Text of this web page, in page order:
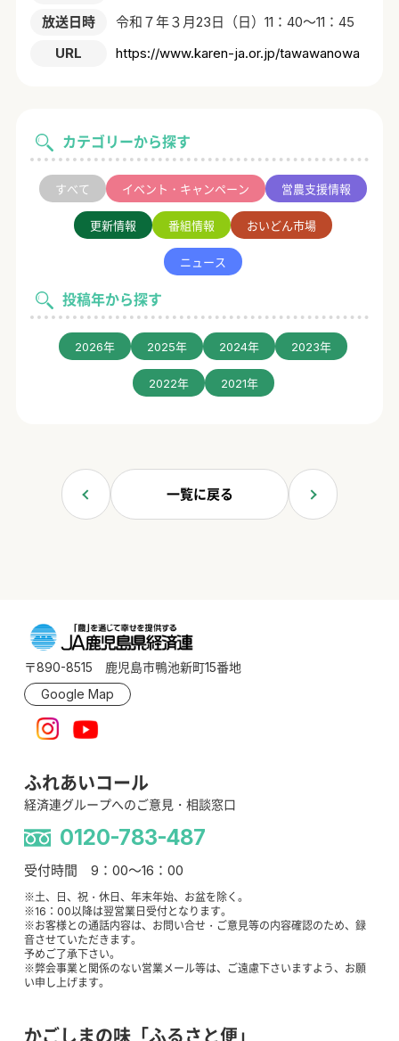
カテゴリーから探す
すべて イベント・キャンペーン 営農支援情報
更新情報 番組情報 おいどん市場
ニュース
投稿年から探す
2026年 2025年 2024年 2023年
2022年 2021年
放送日時
令和７年３月23日（日）11：40～11：45
URL
https://www.karen-ja.or.jp/tawawanowa
一覧に戻る
〒890-8515 鹿児島市鴨池新町15番地
Google Map
ふれあいコール
経済連グループへのご意見・相談窓口
0120-783-487
受付時間 9：00～16：00
※土、日、祝・休日、年末年始、お盆を除く。
※16：00以降は翌営業日受付となります。
※お客様との通話内容は、お問い合せ・ご意見等の内容確認のため、録
音させていただきます。
予めご了承下さい。
※弊会事業と関係のない営業メール等は、ご遠慮下さいますよう、お願
い申し上げます。
かごしまの味「ふるさと便」